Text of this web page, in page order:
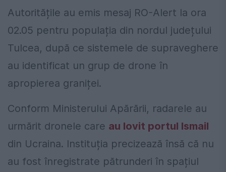
Autoritățile au emis mesaj RO-Alert la ora
02.05 pentru populația din nordul județului
Tulcea, după ce sistemele de supraveghere
au identificat un grup de drone în
apropierea graniței.
Conform Ministerului Apărării, radarele au
urmărit dronele care au lovit portul Ismail
din Ucraina. Instituția precizează însă că nu
au fost înregistrate pătrunderi în spațiul